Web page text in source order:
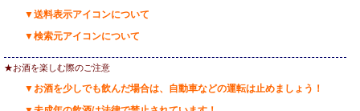
▼送料表示アイコンについて
▼検索元アイコンについて
★お酒を楽しむ際のご注意
▼お酒を少しでも飲んだ場合は、自動車などの運転は止めましょう！